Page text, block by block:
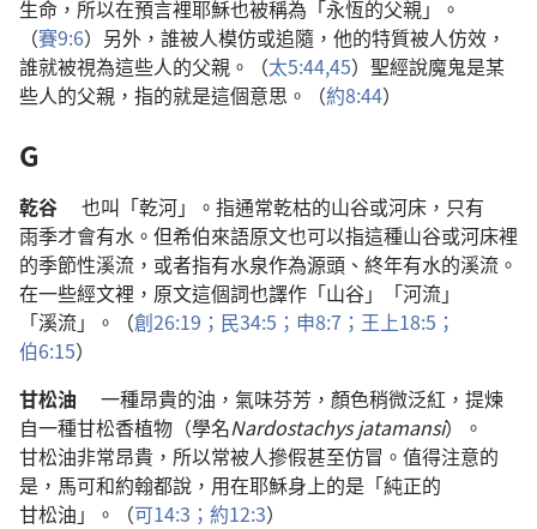
生命 ， 所以在預言裡耶穌也被稱為 「永恆的父親」。
（賽9:6） 另外 ， 誰被人模仿或追隨 ， 他的特質被人仿效 ，
誰就被視為這些人的父親 。（太5:44,45） 聖經說魔鬼是某
些人的父親 ， 指的就是這個意思 。（約8:44）
G
乾谷 也叫 「乾河」。 指通常乾枯的山谷或河床 ， 只有
雨季才會有水 。 但希伯來語原文也可以指這種山谷或河床裡
的季節性溪流 ， 或者指有水泉作為源頭 、 終年有水的溪流 。
在一些經文裡 ， 原文這個詞也譯作 「山谷」「河流 」
「溪流 」。（創26:19； 民34:5； 申8:7； 王上18:5；
伯6:15）
甘松油
一種昂貴的油 ， 氣味芬芳 ， 顏色稍微泛紅 ， 提煉
自一種甘松香植物 （學名Nardostachys jatamansi）。
甘松油非常昂貴 ， 所以常被人摻假甚至仿冒 。 值得注意的
是 ， 馬可和約翰都說 ， 用在耶穌身上的是 「純正的
甘松油 」。（可14:3； 約12:3）